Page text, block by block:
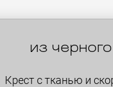
из
Крест с тканью и